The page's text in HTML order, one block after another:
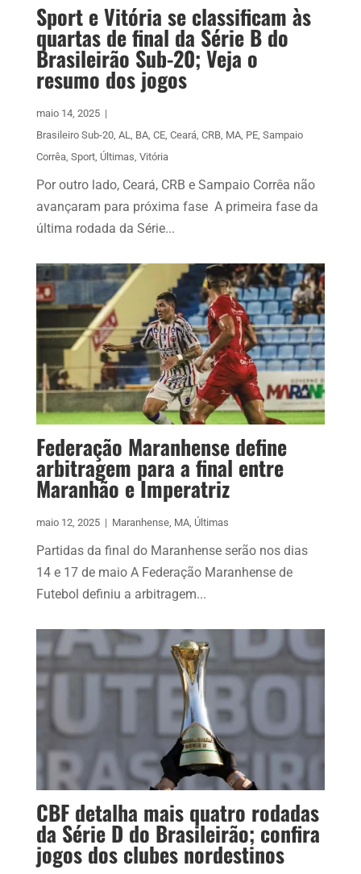
Sport e Vitória se classificam às
quartas de final da Série B do
Brasileirão Sub-20; Veja o
resumo dos jogos
maio 14, 2025 |
Brasileiro Sub-20, AL, BA, CE, Ceará, CRB, MA, PE, Sampaio
Corrêa, Sport, Últimas, Vitória
Por outro lado, Ceará, CRB e Sampaio Corrêa não
avançaram para próxima fase A primeira fase da
última rodada da Série...
Federação Maranhense define
arbitragem para a final entre
Maranhão e Imperatriz
maio 12, 2025 | Maranhense, MA, Últimas
Partidas da final do Maranhense serão nos dias
14 e 17 de maio A Federação Maranhense de
Futebol definiu a arbitragem...
CBF detalha mais quatro rodadas
da Série D do Brasileirão; confira
jogos dos clubes nordestinos